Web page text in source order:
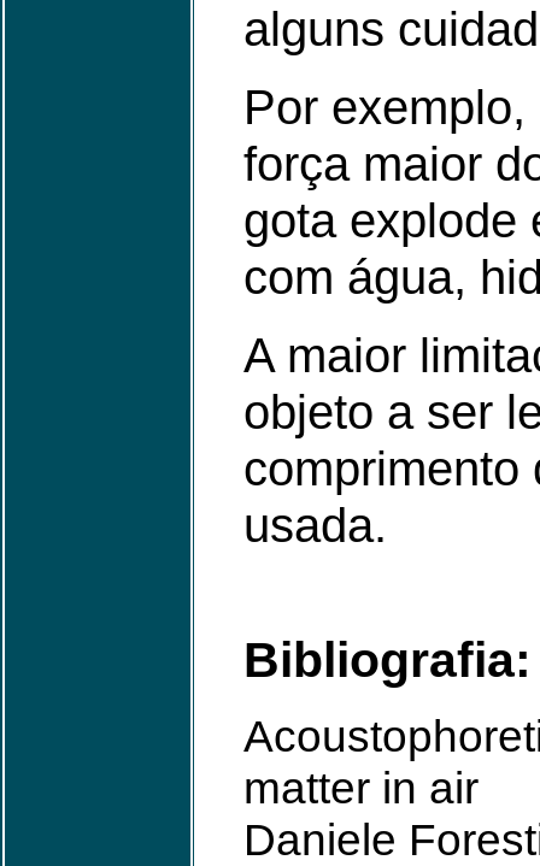
alguns
Por
força maior
gota explode
com água,
A maior
objeto a ser
comprimento
usada.
Bibliografia:
matter in air
Daniele